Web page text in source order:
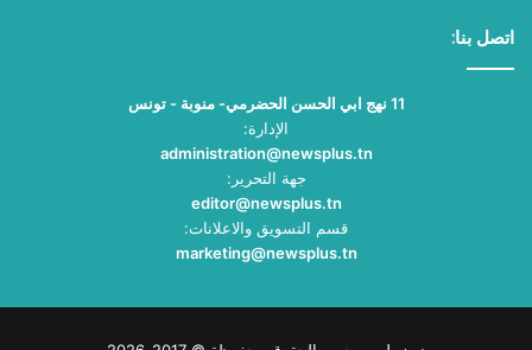
اتصل بنا:
11 نهج ابي الحسن الحضرمي- منوبة - تونس
الإدارة:
administration@newsplus.tn
جهة التحرير:
editor@newsplus.tn
قسم التسويق والاعلانات:
marketing@newsplus.tn